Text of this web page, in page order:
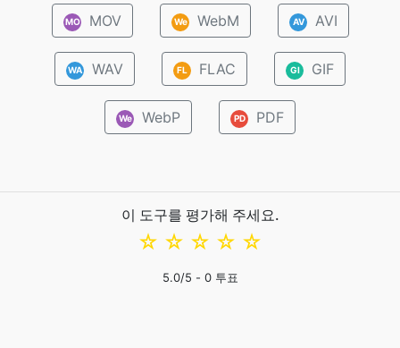
MO MOV We WebM AV AVI
WA WAV FL FLAC GI GIF
We WebP PD PDF
이 도구를 평가해 주세요.
☆
☆
☆
☆
☆
5.0/5 - 0투표